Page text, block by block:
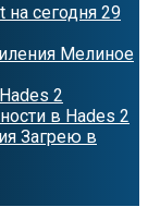
сегодня 29
Мелиное
2
в Hades 2
Загрею в